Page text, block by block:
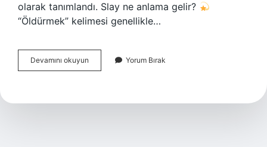
olarak tanımlandı. Slay ne anlama gelir?
“Öldürmek” kelimesi genellikle…
Devamını okuyun
Tiktok
Yorum Bırak